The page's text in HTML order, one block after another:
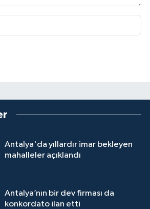
Antalya'da yıllardır imar bekleyen
mahalleler açıklandı
Antalya’nın bir dev firması da
konkordato ilan etti